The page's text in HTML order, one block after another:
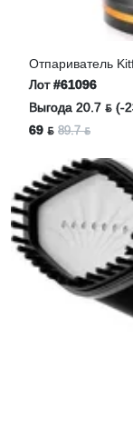
Отпариватель
Лот#61096
Выгода 20.7 ƃ (-
69 ƃ 89.7 ƃ